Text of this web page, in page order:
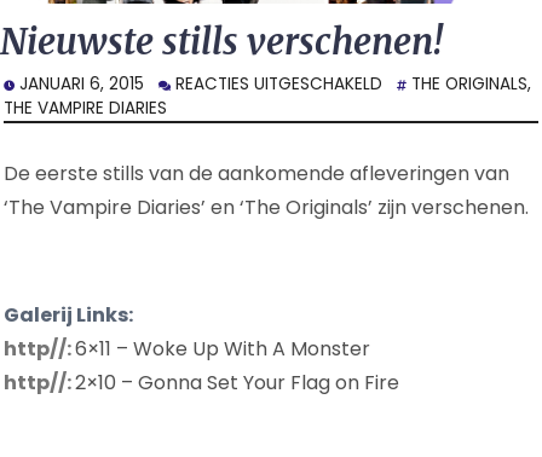
Nieuwste stills verschenen!
JANUARI 6, 2015 REACTIES UITGESCHAKELD VOOR
STILLS
THE ORIGINALS,
THE VAMPIRE DIARIES
De eerste stills van de aankomende afleveringen van
‘The Vampire Diaries’ en ‘The Originals’ zijn verschenen.
Galerij Links:
http//:6×11 – Woke Up With A Monster
http//:2×10 – Gonna Set Your Flag on Fire